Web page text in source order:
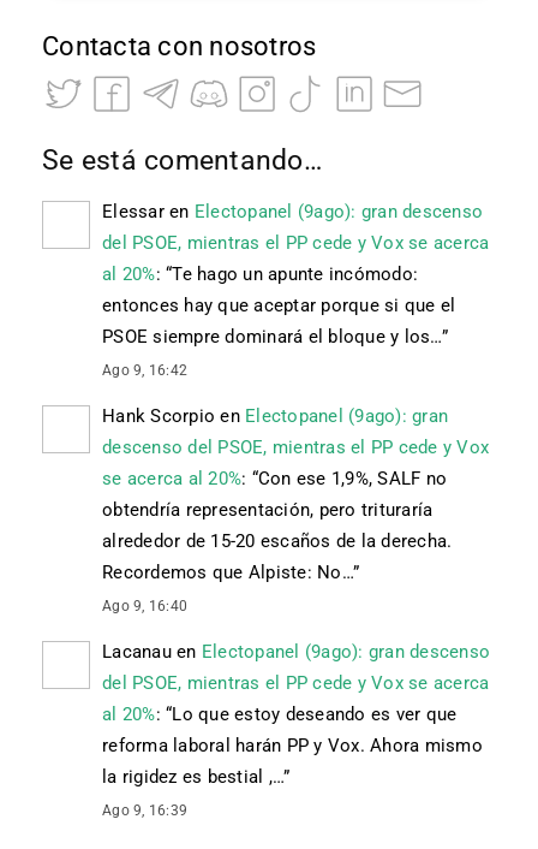
Contacta con nosotros
Se está comentando…
Elessaren Electopanel (9ago): gran descenso
del PSOE, mientras el PP cede y Vox se acerca
al 20%: “Te hago un apunte incómodo:
entonces hay que aceptar porque si que el
PSOE siempre dominará el bloque y los…”
Ago 9, 16:42
Hank Scorpio en Electopanel (9ago): gran
descenso del PSOE, mientras el PP cede y Vox
se acerca al 20%: “Con ese 1,9%, SALF no
obtendría representación, pero trituraría
alrededor de 15-20 escaños de la derecha.
Recordemos que Alpiste: No…”
Ago 9, 16:40
Lacanauen Electopanel (9ago): gran descenso
del PSOE, mientras el PP cede y Vox se acerca
al 20%: “Lo que estoy deseando es ver que
reforma laboral harán PP y Vox. Ahora mismo
la rigidez es bestial ,…”
Ago 9, 16:39